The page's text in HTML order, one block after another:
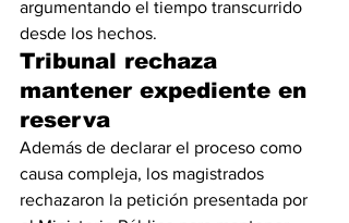
argumentando el tiempo transcurrido
desde los hechos.
Tribunal rechaza
mantener expediente en
reserva
Además de declarar el proceso como
causa compleja, los magistrados
rechazaron la petición presentada por